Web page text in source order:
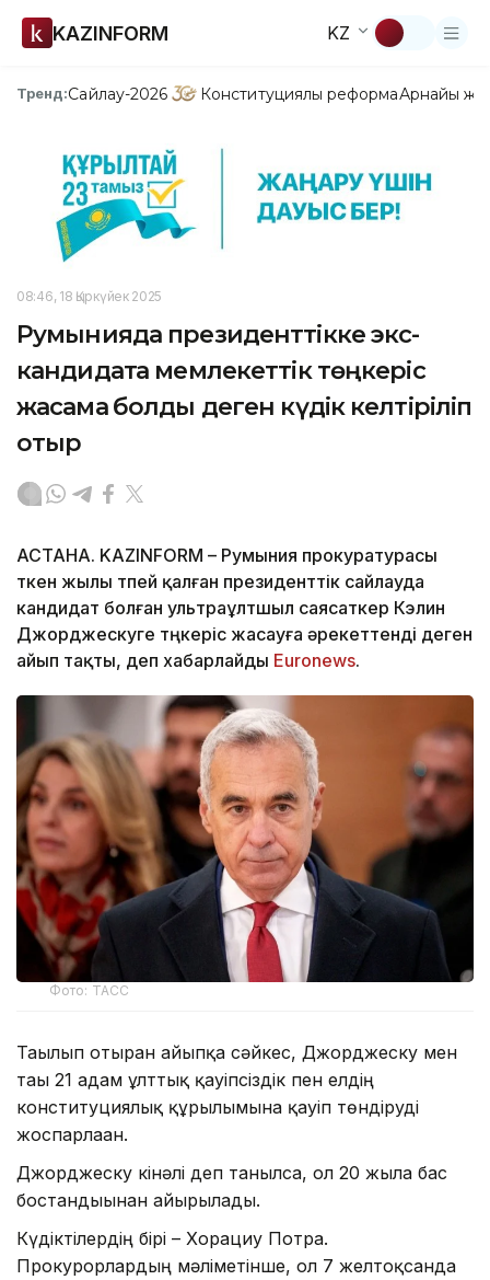
KAZINFORM KZ
Тренд:Сайлау-2026 Конституциялық реформаАрнайы
08:46, 18 Қыркүйек 2025
Румынияда президенттікке экс-
кандидатқа мемлекеттік төңкеріс
жасамақ болды деген күдік келтіріліп
отыр
АСТАНА. KAZINFORM – Румыния прокуратурасы
өткен жылы өтпей қалған президенттік сайлауда
кандидат болған ультраұлтшыл саясаткер Кэлин
Джорджескуге төңкеріс жасауға әрекеттенді деген
айып тақты, деп хабарлайды Еuronews.
Фото: ТАСС
Тағылып отырған айыпқа сәйкес, Джорджеску мен
тағы 21 адам ұлттық қауіпсіздік пен елдің
конституциялық құрылымына қауіп төндіруді
жоспарлаған.
Джорджеску кінәлі деп танылса, ол 20 жылға бас
бостандығынан айырылады.
Күдіктілердің бірі – Хорациу Потра.
Прокурорлардың мәліметінше, ол 7 желтоқсанда